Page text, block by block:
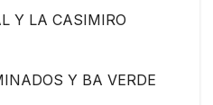
Y LA CASIMIRO
Y BA VERDE